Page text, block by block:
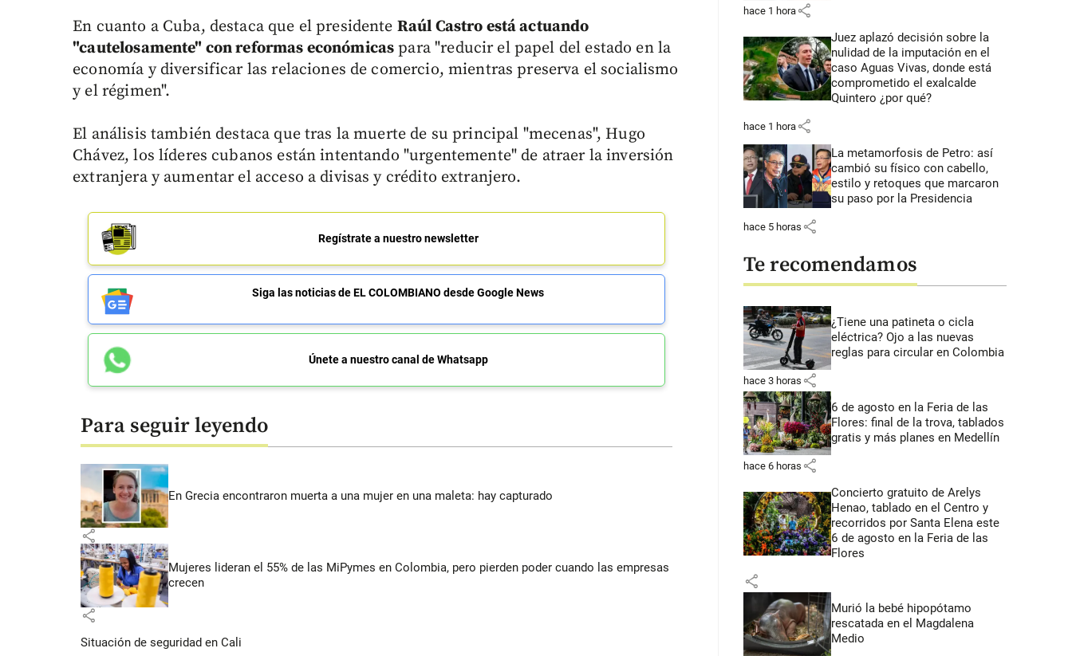
En cuanto a Cuba, destaca que el presidente Raúl Castro está actuando
"cautelosamente" con reformas económicas para "reducir el papel del estado en la
economía y diversificar las relaciones de comercio, mientras preserva el socialismo
y el régimen".
El análisis también destaca que tras la muerte de su principal "mecenas", Hugo
Chávez, los líderes cubanos están intentando "urgentemente" de atraer la inversión
extranjera y aumentar el acceso a divisas y crédito extranjero.
Regístrate a nuestro newsletter
Siga las noticias de EL COLOMBIANO desde Google News
Únete a nuestro canal de Whatsapp
Para seguir leyendo
En Grecia encontraron muerta a una mujer en una maleta: hay capturado
share
Mujeres lideran el 55% de las MiPymes en Colombia, pero pierden poder cuando las empresas
crecen
share
Situación de seguridad en Cali
hace 1 hora share
Juez aplazó decisión sobre la
nulidad de la imputación en el
caso Aguas Vivas, donde está
comprometido el exalcalde
Quintero ¿por qué?
hace 1 hora share
La metamorfosis de Petro: así
cambió su físico con cabello,
estilo y retoques que marcaron
su paso por la Presidencia
hace 5 horas share
Te recomendamos
¿Tiene una patineta o cicla
eléctrica? Ojo a las nuevas
reglas para circular en Colombia
hace 3 horas share
6 de agosto en la Feria de las
Flores: final de la trova, tablados
gratis y más planes en Medellín
hace 6 horas share
Concierto gratuito de Arelys
Henao, tablado en el Centro y
recorridos por Santa Elena este
6 de agosto en la Feria de las
Flores
share
Murió la bebé hipopótamo
rescatada en el Magdalena
Medio